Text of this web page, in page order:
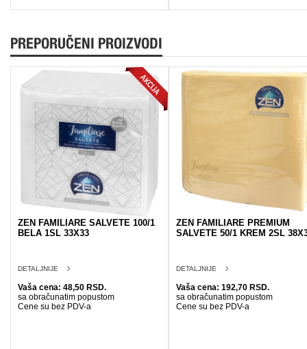
PREPORUČENI PROIZVODI
ZEN FAMILIARE SALVETE 100/1
BELA 1SL 33X33
DETALJNIJE
Vaša cena: 48,50 RSD.
sa obračunatim popustom
Cene su bez PDV-a
ZEN FAMILIARE PREMIUM
SALVETE 50/1 KREM 2SL
DETALJNIJE
Vaša cena: 192,70 RSD.
sa obračunatim popustom
Cene su bez PDV-a